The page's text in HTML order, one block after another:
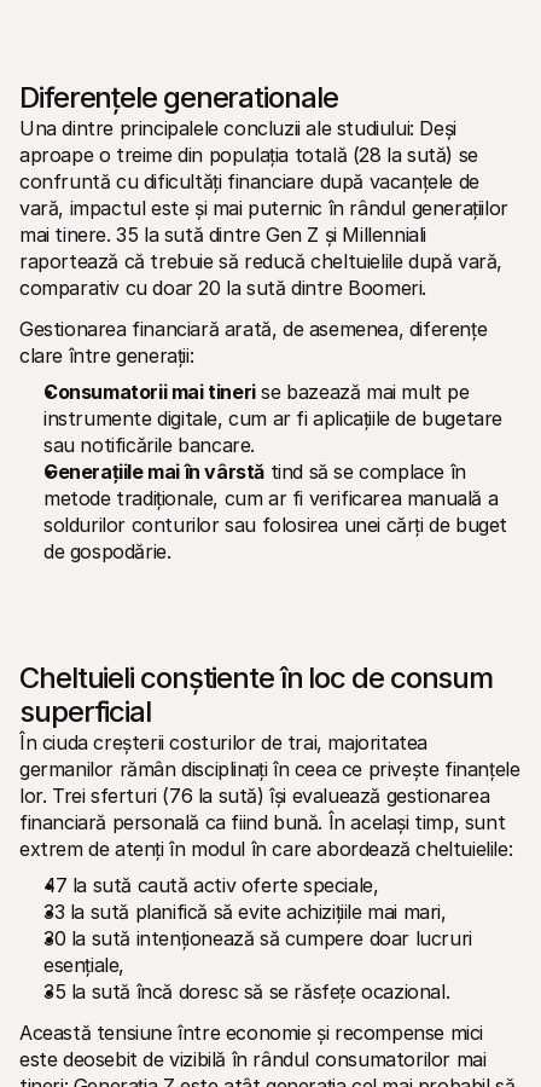
Diferențele generationale
Una dintre principalele concluzii ale studiului: Deși
aproape o treime din populația totală (28 la sută) se
confruntă cu dificultăți financiare după vacanțele de
vară, impactul este și mai puternic în rândul generațiilor
mai tinere. 35 la sută dintre Gen Z și Millenniali
raportează că trebuie să reducă cheltuielile după vară,
comparativ cu doar 20 la sută dintre Boomeri.
Gestionarea financiară arată, de asemenea, diferențe
clare între generații:
Consumatorii mai tineri se bazează mai mult pe
instrumente digitale, cum ar fi aplicațiile de bugetare
sau notificările bancare.
Generațiile mai în vârstă tind să se complace în
metode tradiționale, cum ar fi verificarea manuală a
soldurilor conturilor sau folosirea unei cărți de buget
de gospodărie.
Cheltuieli conștiente în loc de consum
superficial
În ciuda creșterii costurilor de trai, majoritatea
germanilor rămân disciplinați în ceea ce privește finanțele
lor. Trei sferturi (76 la sută) își evaluează gestionarea
financiară personală ca fiind bună. În același timp, sunt
extrem de atenți în modul în care abordează cheltuielile:
47 la sută caută activ oferte speciale,
33 la sută planifică să evite achizițiile mai mari,
30 la sută intenționează să cumpere doar lucruri
esențiale,
35 la sută încă doresc să se răsfețe ocazional.
Această tensiune între economie și recompense mici
este deosebit de vizibilă în rândul consumatorilor mai